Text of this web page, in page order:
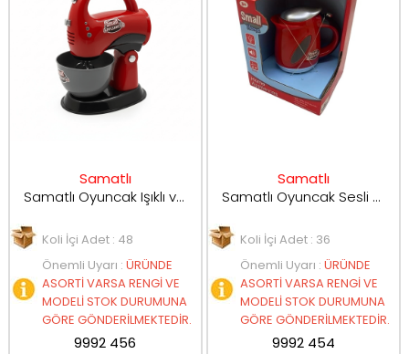
Samatlı
Samatlı Oyuncak Işıklı ve Sesli Blender Makinesi 2027-54
Koli İçi Adet : 48
Önemli Uyarı : ÜRÜNDE
ASORTİ VARSA RENGİ VE
MODELİ STOK DURUMUNA
GÖRE GÖNDERİLMEKTEDİR.
9992 456
Samatlı
Samatlı Oyuncak Sesli ve Işıklı Kettle 2027-51
Koli İçi Adet : 36
Önemli Uyarı : ÜRÜNDE
ASORTİ VARSA RENGİ VE
MODELİ STOK DURUMUNA
GÖRE GÖNDERİLMEKTEDİR.
9992 454